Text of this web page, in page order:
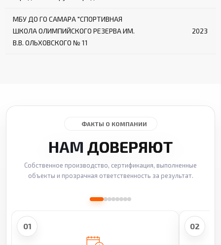
МБУ ДО ГО САМАРА "СПОРТИВНАЯ
ШКОЛА ОЛИМПИЙСКОГО РЕЗЕРВА ИМ.
В.В. ОЛЬХОВСКОГО № 11
2023
ФАКТЫ О КОМПАНИИ
НАМ ДОВЕРЯЮТ
Собственное производство, сертификация, выполненные
объекты и прозрачная ответственность за результат.
01 02